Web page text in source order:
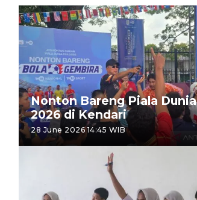
Nonton Bareng Piala Dunia
2026 di Kendari
28 June 2026 14:45 WIB